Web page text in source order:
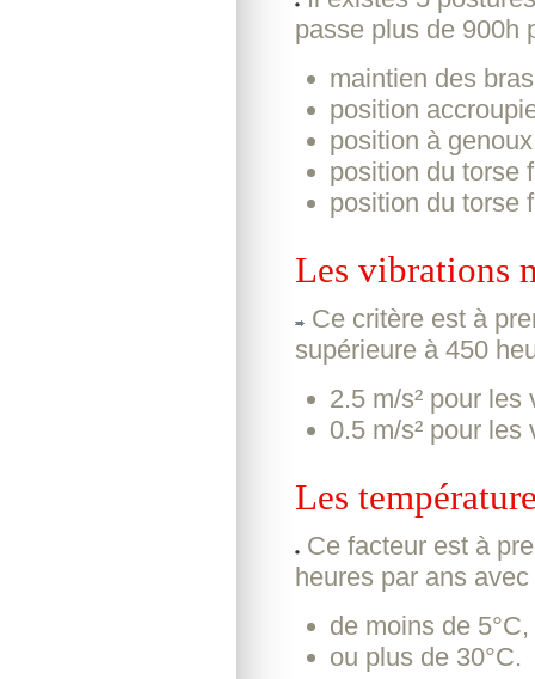
passe plus de 900h
maintien des
position
position à
position du torse
position du torse
Les vibrations
Ce critère est à
supérieure à 450
2.5 m/s² pour
0.5 m/s² pour
Les
Ce facteur est à
heures par ans
de moins de 5°C,
ou plus de 30°C.